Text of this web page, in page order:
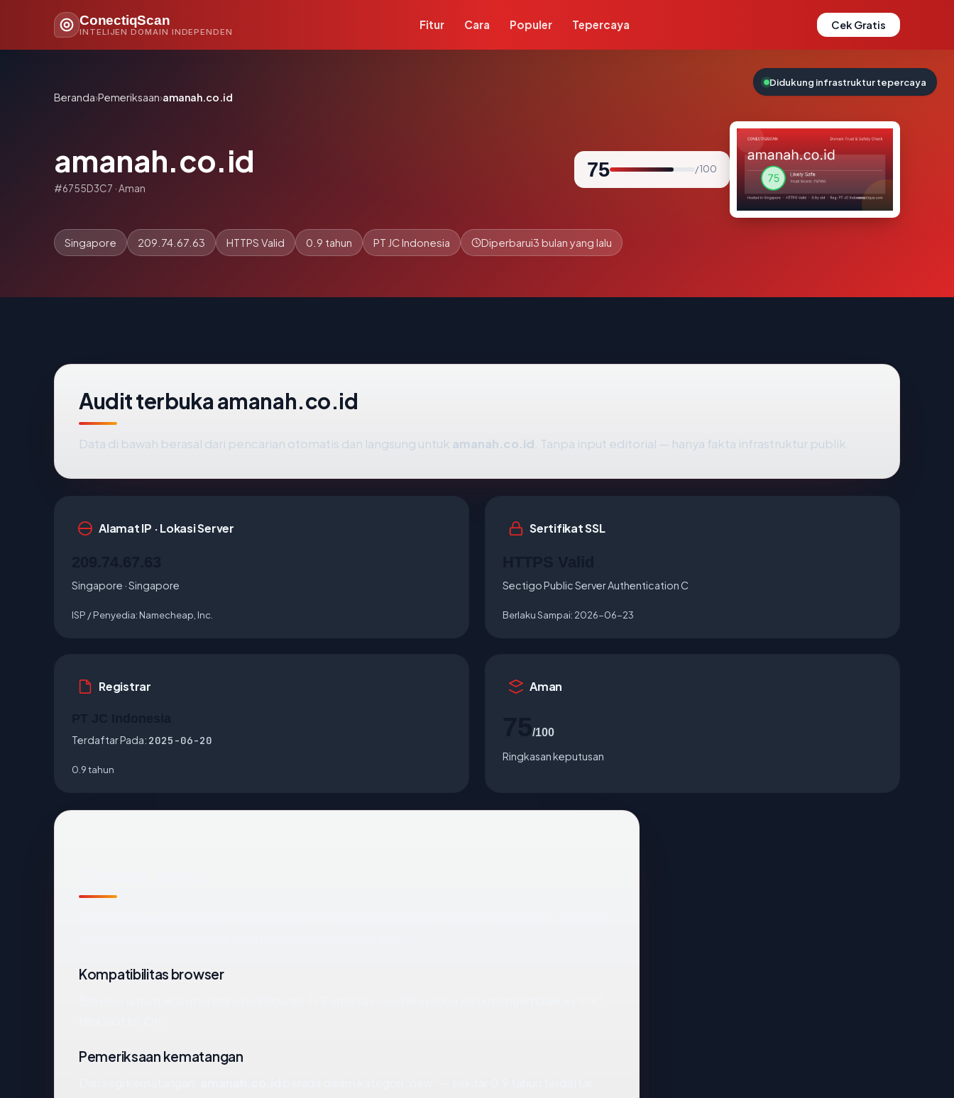
ConectiqScan
INTELIJEN DOMAIN INDEPENDEN
Fitur Cara Populer Tepercaya Cek Gratis
Beranda›Pemeriksaan›amanah.co.id
amanah.co.id
#6755D3C7 · Aman
75 / 100
Singapore 209.74.67.63 HTTPS Valid 0.9 tahun PT JC Indonesia Diperbarui3 bulan yang lalu
Audit terbuka amanah.co.id
Data di bawah berasal dari pencarian otomatis dan langsung untuk amanah.co.id . Tanpa input editorial — hanya fakta infrastruktur publik.
Alamat IP · Lokasi Server
Singapore · Singapore
ISP / Penyedia: Namecheap, Inc.
Sertifikat SSL
Sectigo Public Server Authentication C
Berlaku Sampai: 2026-06-23
Registrar
Terdaftar Pada: 2025-06-20
0.9 tahun
Aman
/100
Ringkasan keputusan
Kompatibilitas browser
Pemeriksaan kematangan
Didukung infrastruktur tepercaya